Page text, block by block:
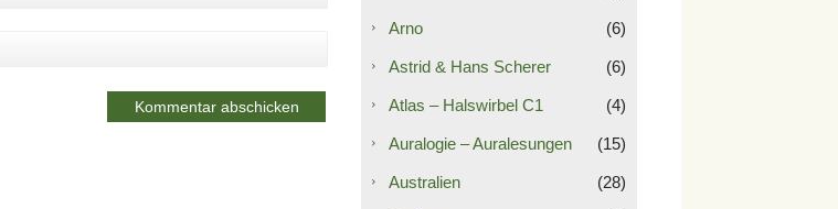
Arno (6)
Astrid & Hans Scherer (6)
Atlas – Halswirbel C1 (4)
Auralogie – Auralesungen (15)
Australien (28)